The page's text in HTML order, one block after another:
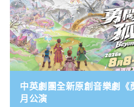
中英劇團全新原創音樂劇
月公演